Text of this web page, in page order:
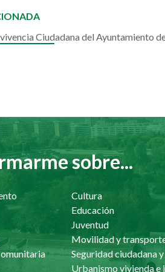
Ciudadana del Ayuntamiento
sobre...
Cultura
Educación
Juventud
Movilidad y
Seguridad ciudadana